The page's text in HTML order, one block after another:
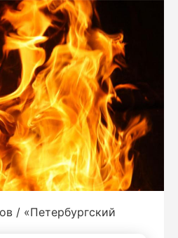
/ «Петербургский